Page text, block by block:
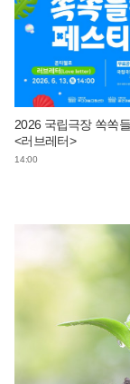
2026 국립극장 쏙쏙
<러브레터>
14:00